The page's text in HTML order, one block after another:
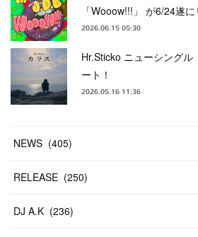
「Wooow!!!」 が6/24遂
2026.06.15 05:30
Hr.Sticko ニューシングル
ート！
2026.05.16 11:36
NEWS (405)
RELEASE (250)
DJ A.K (236)